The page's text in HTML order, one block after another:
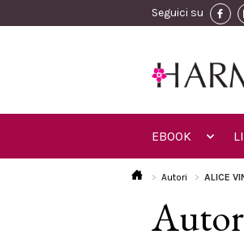
Seguici su
EBOOK
Autori ALICE